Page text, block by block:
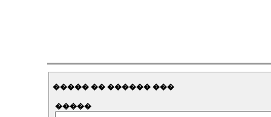
����� �� ������ ���
�����